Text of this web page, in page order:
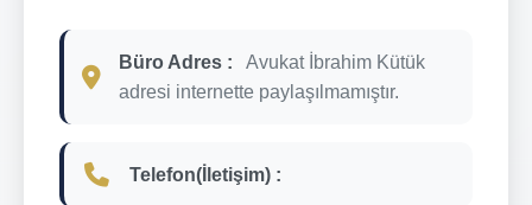
Büro Adres :
Avukat İbrahim Kütük
adresi internette paylaşılmamıştır.
Telefon(İletişim) :